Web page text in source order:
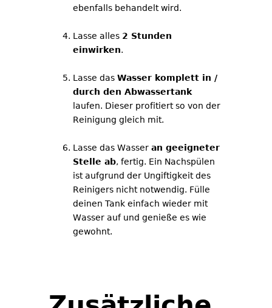
ebenfalls behandelt wird.
Lasse alles 2 Stunden
einwirken.
Lasse das Wasser komplett in /
durch den Abwassertank
laufen. Dieser profitiert so von der
Reinigung gleich mit.
Lasse das Wasser an geeigneter
Stelle ab, fertig. Ein Nachspülen
ist aufgrund der Ungiftigkeit des
Reinigers nicht notwendig. Fülle
deinen Tank einfach wieder mit
Wasser auf und genieße es wie
gewohnt.